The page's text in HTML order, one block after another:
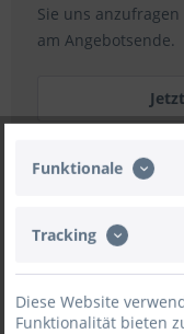
Sie uns
am Angebotsende.
Holzart:
Funktionale
Tracking
Diese Website
Funktionalität bieten